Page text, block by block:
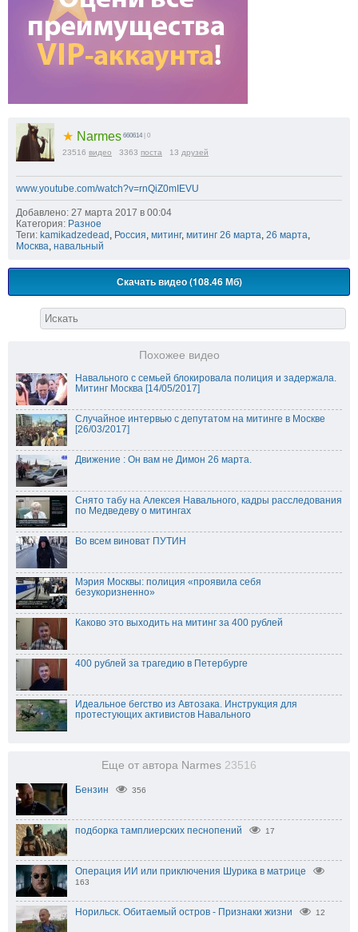
★ Narmes 660614 | 0
23516 видео 3363 поста 13 друзей
www.youtube.com/watch?v=rnQiZ0mIEVU
Добавлено: 27 марта 2017 в 00:04
Категория: Разное
Теги: kamikadzedead , Россия, митинг, митинг 26 марта, 26 марта,
Москва, навальный
Скачать видео (108.46 Мб)
Похожее видео
Навального с семьей блокировала полиция и задержала.
Митинг Москва [14/05/2017]
Случайное интервью с депутатом на митинге в Москве
[26/03/2017]
Движение : Он вам не Димон 26 марта.
Снято табу на Алексея Навального, кадры расследования
по Медведеву о митингах
Во всем виноват ПУТИН
Мэрия Москвы: полиция «проявила себя
безукоризненно»
Каково это выходить на митинг за 400 рублей
400 рублей за трагедию в Петербурге
Идеальное бегство из Автозака. Инструкция для
протестующих активистов Навального
Еще от автора Narmes 23516
Бензин 356
подборка тамплиерских песнопений 17
Операция ИИ или приключения Шурика в матрице
163
Норильск. Обитаемый остров - Признаки жизни 12